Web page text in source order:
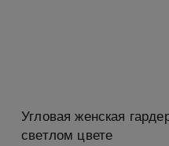
Угловая женская
светлом цвете